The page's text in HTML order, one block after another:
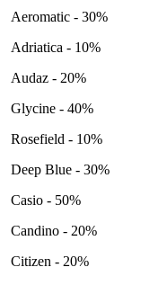
Aeromatic - 30%
Adriatica - 10%
Audaz - 20%
Glycine - 40%
Rosefield - 10%
Deep Blue - 30%
Casio - 50%
Candino - 20%
Citizen - 20%